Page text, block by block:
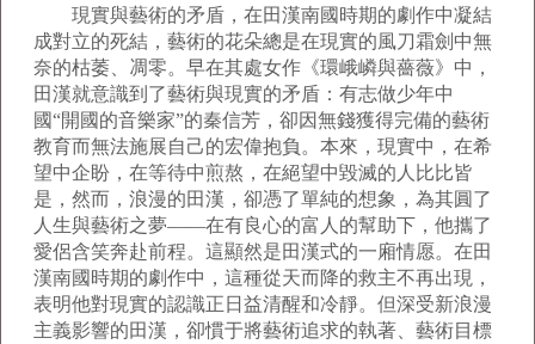
現實與藝術的矛盾，在田漢南國時期的劇作中凝結
成對立的死結，藝術的花朵總是在現實的風刀霜劍中無
奈的枯萎、凋零。早在其處女作《環峨嶙與薔薇》中，
田漢就意識到了藝術與現實的矛盾：有志做少年中
國“開國的音樂家”的秦信芳，卻因無錢獲得完備的藝術
教育而無法施展自己的宏偉抱負。本來，現實中，在希
望中企盼，在等待中煎熬，在絕望中毀滅的人比比皆
是，然而，浪漫的田漢，卻憑了單純的想象，為其圓了
人生與藝術之夢——在有良心的富人的幫助下，他攜了
愛侶含笑奔赴前程。這顯然是田漢式的一廂情愿。在田
漢南國時期的劇作中，這種從天而降的救主不再出現，
表明他對現實的認識正日益清醒和冷靜。但深受新浪漫
主義影響的田漢，卻慣于將藝術追求的執著、藝術目標